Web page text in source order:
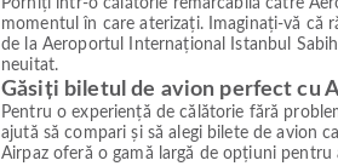
Porniți într-o călătorie remarcabilă către
momentul în care aterizați. Imaginați-vă că
de la Aeroportul Internațional Istanbul
neuitat.
Găsiți biletul de avion perfect cu
Pentru o experiență de călătorie fără
ajută să compari și să alegi bilete de avion
Airpaz oferă o gamă largă de opțiuni